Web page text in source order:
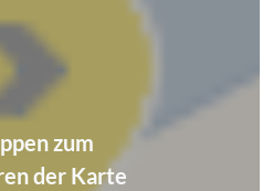
zum
der Karte